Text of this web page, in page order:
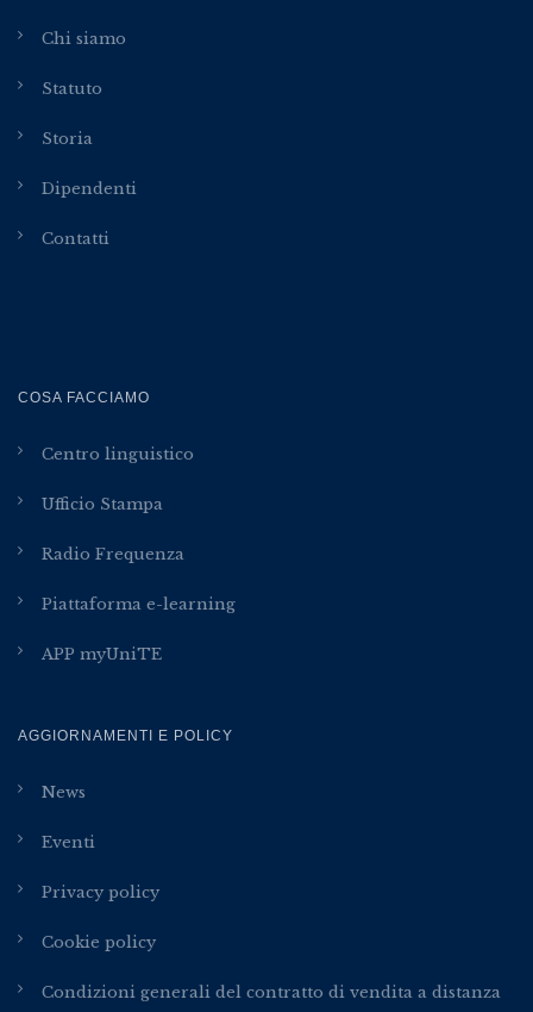
Chi siamo
Statuto
Storia
Dipendenti
Contatti
COSA FACCIAMO
Centro linguistico
Ufficio Stampa
Radio Frequenza
Piattaforma e-learning
APP myUniTE
AGGIORNAMENTI E POLICY
News
Eventi
Privacy policy
Cookie policy
Condizioni generali del contratto di vendita a distanza